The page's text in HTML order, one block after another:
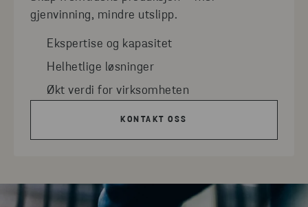
gjenvinning, mindre utslipp.
Ekspertise og kapasitet
Helhetlige løsninger
Økt verdi for virksomheten
KONTAKT OSS